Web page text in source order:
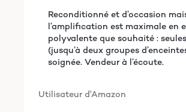
Reconditionné et d’occasion
l’amplification est maximale en
polyvalente que souhaité :
(jusqu’à deux groupes
soignée. Vendeur à l’écoute.
Utilisateur d'Amazon